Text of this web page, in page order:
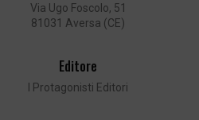
Via Ugo Foscolo, 51
81031 Aversa (CE)
Editore
I Protagonisti Editori